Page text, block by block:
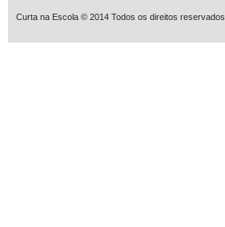
Curta na Escola © 2014 Todos os direitos reservados.